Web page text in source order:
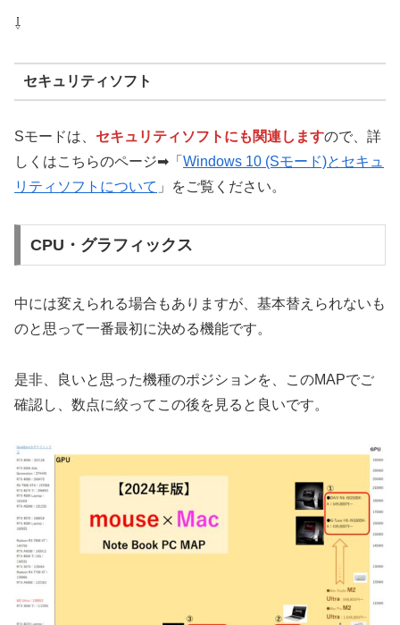
⇩
セキュリティソフト
Sモードは、 セキュリティソフトにも関連しますので、詳
しくはこちらのページ➡「 Windows 10 (Sモード)とセキュ
リティソフトについて 」をご覧ください。
CPU・グラフィックス
中には変えられる場合もありますが、基本替えられないも
のと思って一番最初に決める機能です。
是非、良いと思った機種のポジションを、このMAPでご
確認し、数点に絞ってこの後を見ると良いです。